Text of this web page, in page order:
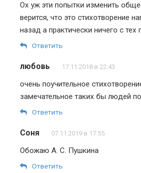
Ох уж эти попытки изменить
верится, что это стихотворение
назад а практически ничего с тех
Ответить
любовь 17.11.2018 в 22:43
очень поучительное
замечательное таких бы людей
Ответить
Соня 07.11.2019 в 17:55
Обожаю А. С. Пушкина
Ответить